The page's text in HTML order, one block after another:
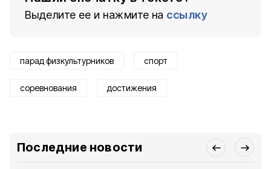
Выделите ее и нажмите на ссылку
парад физкультурников спорт
соревнования достижения
Последние новости